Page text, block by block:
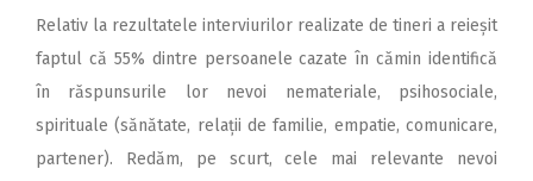
Relativ la rezultatele interviurilor realizate de tineri a reieșit
faptul că 55% dintre persoanele cazate în cămin identifică
în răspunsurile lor nevoi nemateriale, psihosociale,
spirituale (sănătate, relații de familie, empatie, comunicare,
partener). Redăm, pe scurt, cele mai relevante nevoi